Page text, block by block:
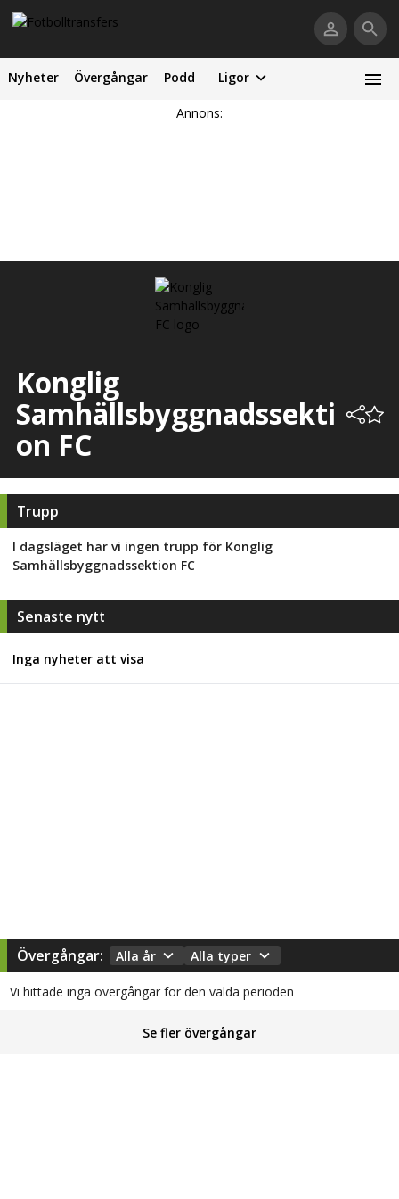
Nyheter Övergångar Podd Ligor
Annons:
Konglig
Samhällsbyggnadssekti
on FC
Trupp
I dagsläget har vi ingen trupp för Konglig
Samhällsbyggnadssektion FC
Senaste nytt
Inga nyheter att visa
Övergångar: Alla år Alla typer
Vi hittade inga övergångar för den valda perioden
Se fler övergångar